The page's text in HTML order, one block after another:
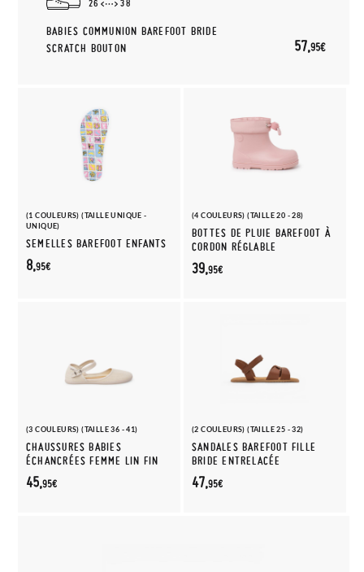
26 38
BABIES COMMUNION BAREFOOT BRIDE
SCRATCH BOUTON
57,95€
(1 COULEURS) (TAILLE UNIQUE -
UNIQUE)
SEMELLES BAREFOOT ENFANTS
8,95€
(4 COULEURS) (TAILLE 20 - 28)
BOTTES DE PLUIE BAREFOOT À
CORDON RÉGLABLE
39,95€
(3 COULEURS) (TAILLE 36 - 41)
CHAUSSURES BABIES
ÉCHANCRÉES FEMME LIN FIN
45,95€
(2 COULEURS) (TAILLE 25 - 32)
SANDALES BAREFOOT FILLE
BRIDE ENTRELACÉE
47,95€